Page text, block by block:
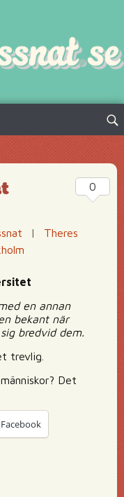
Sök
|
Theres
en annan
bekant när
bredvid dem.
trevlig.
Det
Facebook
0